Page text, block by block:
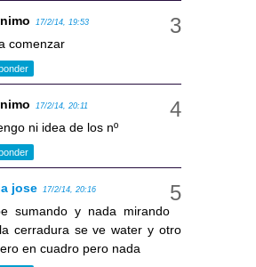
17/2/14, 19:53
comenzar
17/2/14, 20:11
ni idea de los nº
jose 17/2/14, 20:16
sumando y nada mirando
cerradura se ve water y otro
en cuadro pero nada